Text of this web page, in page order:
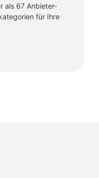
als 67 Anbieter-
für Ihre